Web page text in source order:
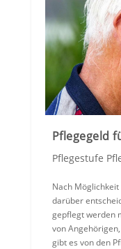
Pflegegeld
Pflegestufe
Nach
darüber
gepflegt werden
von
gibt es von den